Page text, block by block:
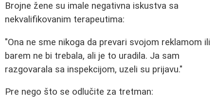
Brojne žene su imale negativna iskustva sa
nekvalifikovanim terapeutima:
"Ona ne sme nikoga da prevari svojom reklamom ili
barem ne bi trebala, ali je to uradila. Ja sam
razgovarala sa inspekcijom, uzeli su prijavu."
Pre nego što se odlučite za tretman: